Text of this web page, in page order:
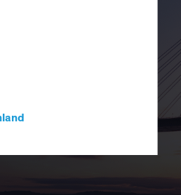
e visione
ingredienti usati
gamma di
a reddito
raggiungimento
di